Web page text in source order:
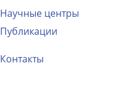
Научные центры
Публикации
Контакты